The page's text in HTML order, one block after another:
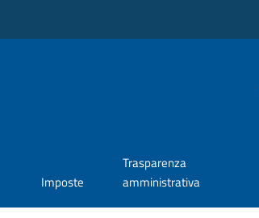
Imposte
Trasparenza
amministrativa